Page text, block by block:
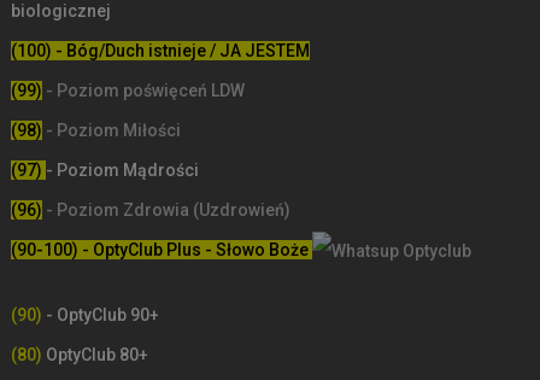
biologicznej
(100) - Bóg/Duch istnieje / JA JESTEM
(99) - Poziom poświęceń LDW
(98) - Poziom Miłości
(97) - Poziom Mądrości
(96) - Poziom Zdrowia (Uzdrowień)
(90-100) - OptyClub Plus - Słowo Boże
(90) - OptyClub 90+
(80) OptyClub 80+